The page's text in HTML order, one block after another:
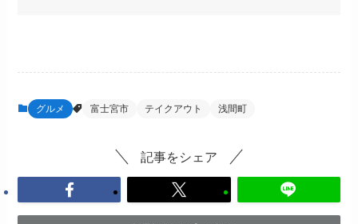
グルメ 富士宮市 テイクアウト 浅間町
記事をシェア